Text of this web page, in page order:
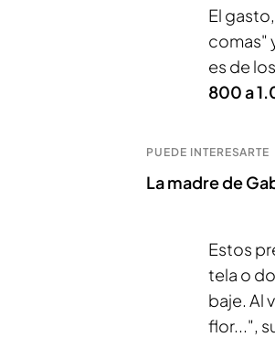
El
comas"
es de los
800 a
PUEDE INTERESARTE
La madre de
Estos
tela o
baje. Al
flor...",